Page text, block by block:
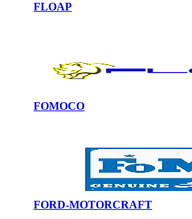
FLOAP
FOMOCO
FORD-MOTORCRAFT